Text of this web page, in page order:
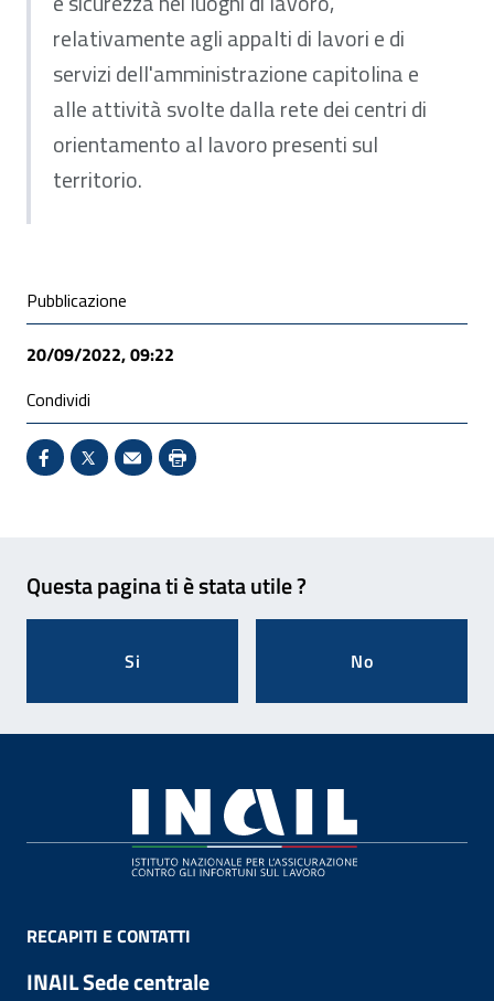
relativamente agli appalti di lavori e di
servizi dell'amministrazione capitolina e
alle attività svolte dalla rete dei centri di
orientamento al lavoro presenti sul
territorio.
Condivisione social
Pubblicazione
20/09/2022, 09:22
Condividi
Condividi su Facebook - Sito esterno - Apertura in
X - Sito esterno - Apertura in nuova finestra
Invio Mail: apre il programma di posta
Stampa pagina: scelta meno
Questa pagina ti è stata utile ?
Si No
RECAPITI E CONTATTI
INAIL Sede centrale